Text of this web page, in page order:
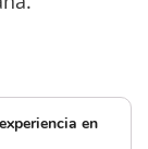
en